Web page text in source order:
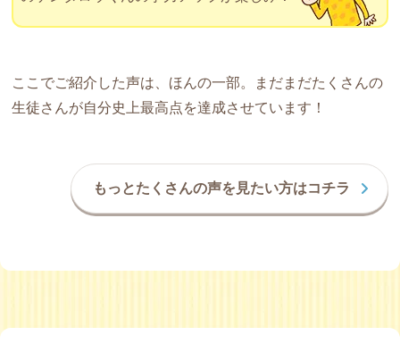
ここでご紹介した声は、ほんの一部。まだまだたくさんの
生徒さんが自分史上最高点を達成させています！
もっとたくさんの声を見たい方はコチラ